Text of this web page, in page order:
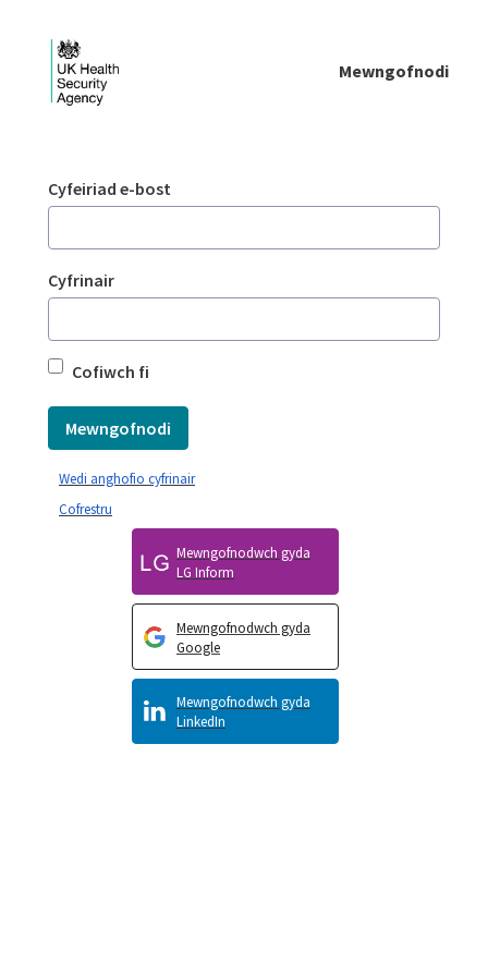
Mewngofnodi
Mewngofnodi
Cyfeiriad e-bost
Cyfrinair
Cofiwch fi
Mewngofnodi
Mewngofnodwch gyda
LinkedIn
Mewngofnodwch gyda
Google
Mewngofnodwch gyda
LG Inform
Cofrestru
Wedi anghofio cyfrinair